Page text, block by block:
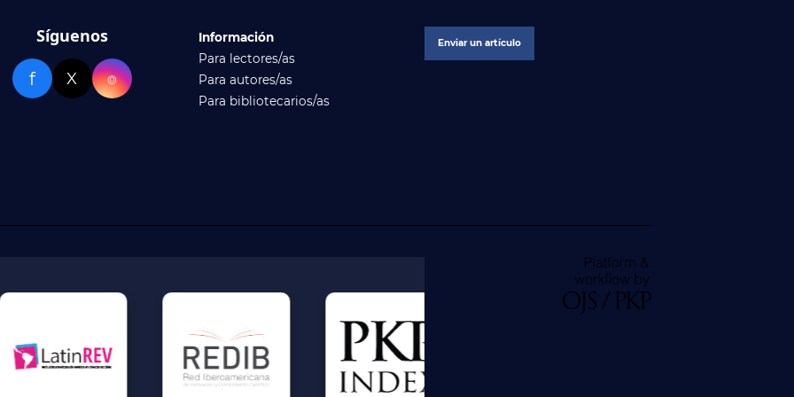
Síguenos
f X ⌾
Información
Para lectores/as
Para autores/as
Para bibliotecarios/as
Enviar un artículo